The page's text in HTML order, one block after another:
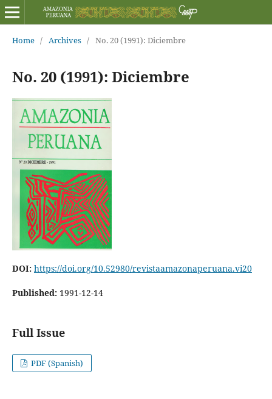
Home / Archives / No. 20 (1991): Diciembre
No. 20 (1991): Diciembre
DOI: https://doi.org/10.52980/revistaamazonaperuana.vi20
Published: 1991-12-14
Full Issue
PDF (Spanish)